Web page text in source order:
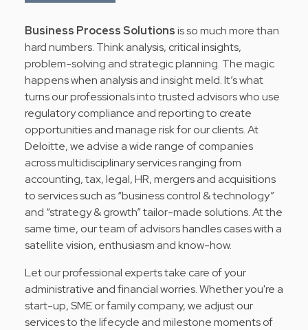
Business Process Solutionsis so much more than
hard numbers. Think analysis, critical insights,
problem-solving and strategic planning. The magic
happens when analysis and insight meld. It’s what
turns our professionals into trusted advisors who use
regulatory compliance and reporting to create
opportunities and manage risk for our clients. At
Deloitte, we advise a wide range of companies
across multidisciplinary services ranging from
accounting, tax, legal, HR, mergers and acquisitions
to services such as “business control & technology”
and “strategy & growth” tailor-made solutions. At the
same time, our team of advisors handles cases with a
satellite vision, enthusiasm and know-how.
Let our professional experts take care of your
administrative and financial worries. Whether you're a
start-up, SME or family company, we adjust our
services to the lifecycle and milestone moments of